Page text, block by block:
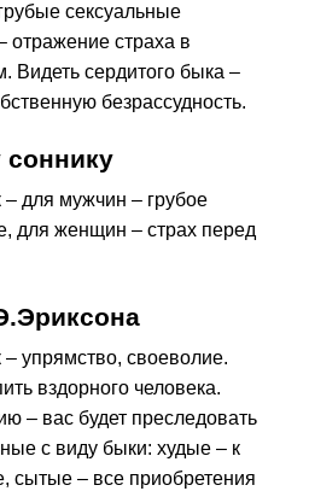
сексуальные
отражение страха в
Видеть сердитого быка –
безрассудность.
для мужчин – грубое
для женщин – страх перед
упрямство, своеволие.
вздорного человека.
– вас будет преследовать
с виду быки: худые – к
сытые – все приобретения